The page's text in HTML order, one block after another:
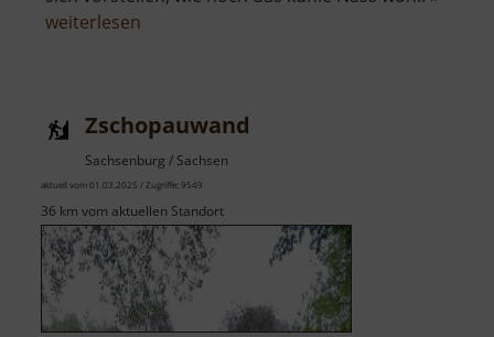
weiterlesen
Kleine
Striegis
Zschopauwand
Sachsenburg / Sachsen
aktuell vom 01.03.2025 / Zugriffe: 9549
36 km vom aktuellen Standort